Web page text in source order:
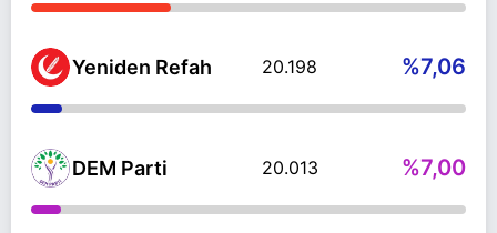
Yeniden Refah 20.198 %7,06
DEM Parti 20.013 %7,00